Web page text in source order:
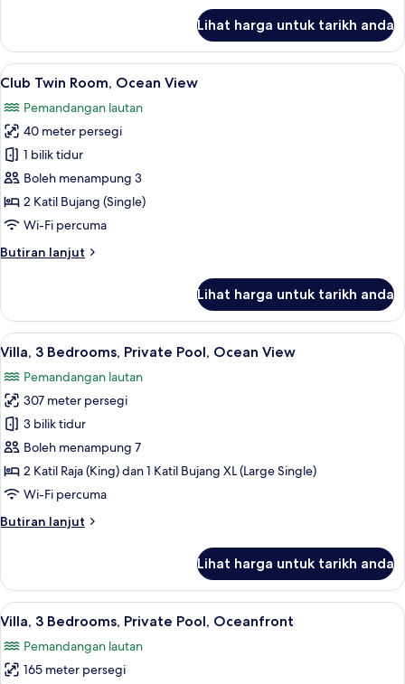
Room,
Ocean
View
Lihat harga untuk tarikh anda
Lihat
semua
foto
untuk
Club
Twin
Room,
Ocean
Bar mini, peti besi dalam bilik, ruang
7
Club Twin Room, Ocean View
Pemandangan lautan
40 meter persegi
1 bilik tidur
Boleh menampung 3
2 Katil Bujang (Single)
Wi-Fi percuma
Butiran lanjut
Butiran
Twin
Room,
Ocean
Lihat harga untuk tarikh anda
Lihat
semua
foto
untuk
Villa,
3
Bedrooms,
Private
Ocean
8
Villa, 3 Bedrooms, Private Pool, Ocean View
Pemandangan lautan
307 meter persegi
3 bilik tidur
Boleh menampung 7
2 Katil Raja (King) dan 1 Katil Bujang XL (Large Single)
Wi-Fi percuma
Butiran lanjut
Butiran
3
Bedrooms,
Private
Ocean
View
Lihat harga untuk tarikh anda
Lihat
semua
foto
untuk
10
Villa, 3 Bedrooms, Private Pool, Oceanfront
Pemandangan lautan
165 meter persegi